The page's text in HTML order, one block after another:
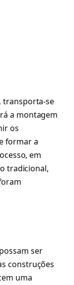
transporta-se
a montagem
os
formar a
em
tradicional,
ser
construções
uma